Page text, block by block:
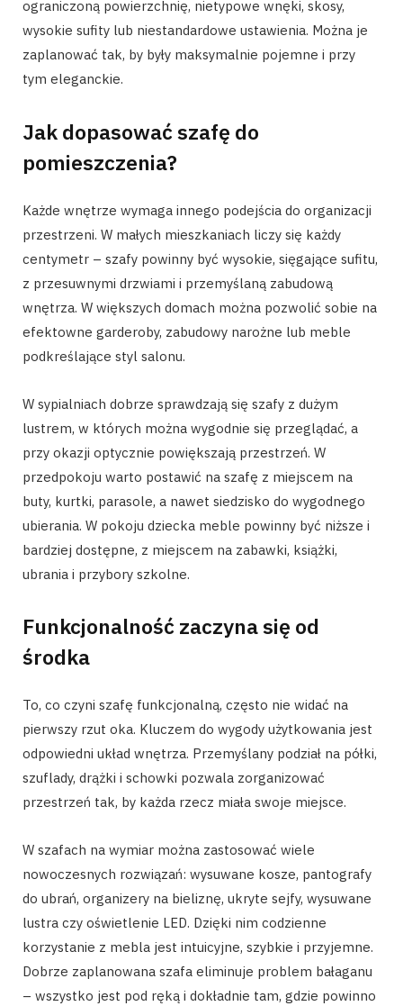
ograniczoną powierzchnię, nietypowe wnęki, skosy,
wysokie sufity lub niestandardowe ustawienia. Można je
zaplanować tak, by były maksymalnie pojemne i przy
tym eleganckie.
Jak dopasować szafę do
pomieszczenia?
Każde wnętrze wymaga innego podejścia do organizacji
przestrzeni. W małych mieszkaniach liczy się każdy
centymetr – szafy powinny być wysokie, sięgające sufitu,
z przesuwnymi drzwiami i przemyślaną zabudową
wnętrza. W większych domach można pozwolić sobie na
efektowne garderoby, zabudowy narożne lub meble
podkreślające styl salonu.
W sypialniach dobrze sprawdzają się szafy z dużym
lustrem, w których można wygodnie się przeglądać, a
przy okazji optycznie powiększają przestrzeń. W
przedpokoju warto postawić na szafę z miejscem na
buty, kurtki, parasole, a nawet siedzisko do wygodnego
ubierania. W pokoju dziecka meble powinny być niższe i
bardziej dostępne, z miejscem na zabawki, książki,
ubrania i przybory szkolne.
Funkcjonalność zaczyna się od
środka
To, co czyni szafę funkcjonalną, często nie widać na
pierwszy rzut oka. Kluczem do wygody użytkowania jest
odpowiedni układ wnętrza. Przemyślany podział na półki,
szuflady, drążki i schowki pozwala zorganizować
przestrzeń tak, by każda rzecz miała swoje miejsce.
W szafach na wymiar można zastosować wiele
nowoczesnych rozwiązań: wysuwane kosze, pantografy
do ubrań, organizery na bieliznę, ukryte sejfy, wysuwane
lustra czy oświetlenie LED. Dzięki nim codzienne
korzystanie z mebla jest intuicyjne, szybkie i przyjemne.
Dobrze zaplanowana szafa eliminuje problem bałaganu
– wszystko jest pod ręką i dokładnie tam, gdzie powinno